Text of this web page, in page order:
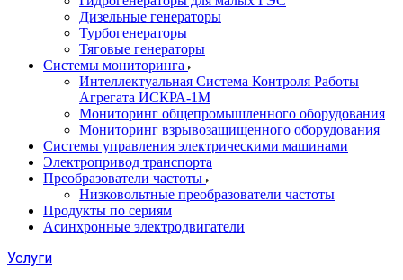
Дизельные генераторы
Турбогенераторы
Тяговые генераторы
Системы мониторинга
Интеллектуальная Система Контроля Работы
Агрегата ИСКРА-1М
Мониторинг общепромышленного оборудования
Мониторинг взрывозащищенного оборудования
Системы управления электрическими машинами
Электропривод транспорта
Преобразователи частоты
Низковольтные преобразователи частоты
Продукты по сериям
Асинхронные электродвигатели
Услуги